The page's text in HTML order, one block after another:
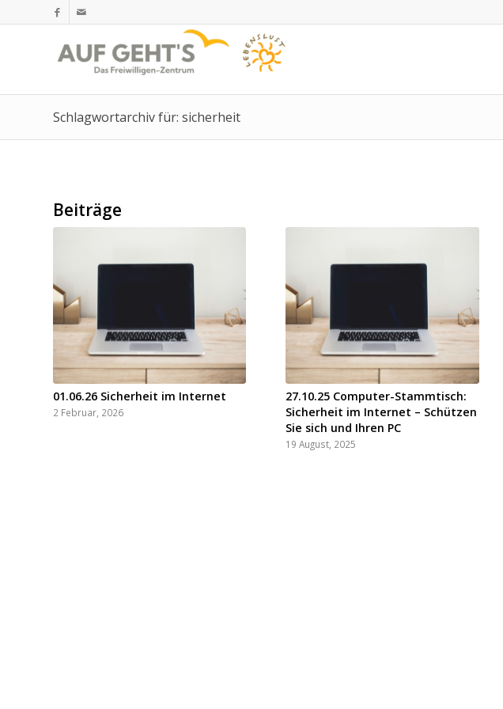
Schlagwortarchiv für: sicherheit
Beiträge
01.06.26 Sicherheit im Internet
2 Februar, 2026
27.10.25 Computer-Stammtisch:
Sicherheit im Internet – Schützen
Sie sich und Ihren PC
19 August, 2025